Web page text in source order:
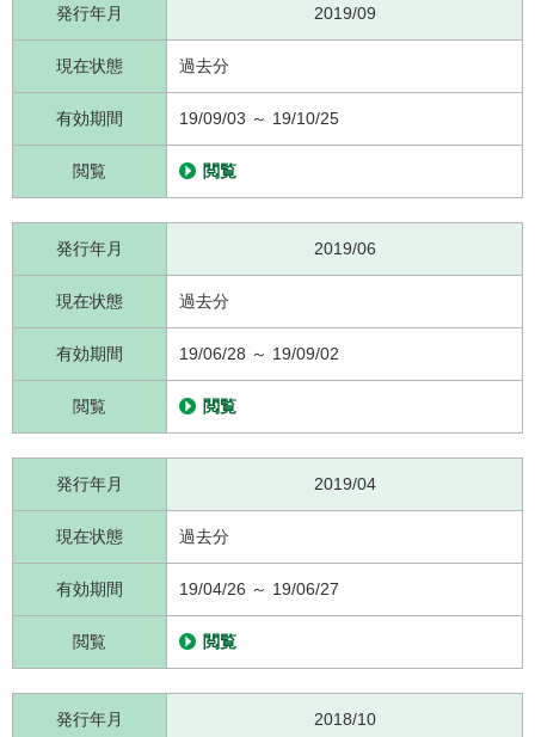
発行年月 2019/09
現在状態 過去分
有効期間 19/09/03 ～ 19/10/25
閲覧 閲覧
発行年月 2019/06
現在状態 過去分
有効期間 19/06/28 ～ 19/09/02
閲覧 閲覧
発行年月 2019/04
現在状態 過去分
有効期間 19/04/26 ～ 19/06/27
閲覧 閲覧
発行年月 2018/10